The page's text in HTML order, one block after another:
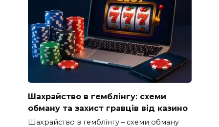
Шахрайство в гемблінгу: схеми
обману та захист гравців від казино
Шахрайство в гемблінгу – схеми обману